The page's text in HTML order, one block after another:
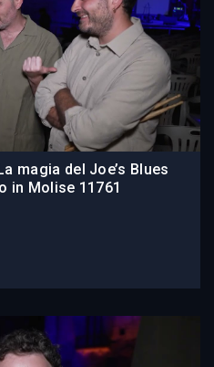
magia del Joe’s Blues
in Molise 11761